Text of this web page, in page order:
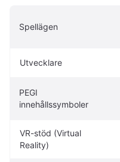
Spellägen
Utvecklare
PEGI
innehållssymboler
VR-stöd (Virtual
Reality)